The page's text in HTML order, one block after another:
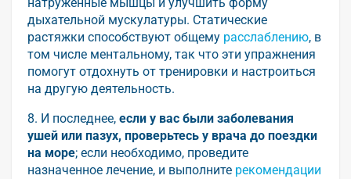
дыхательной мускулатуры. Статические
растяжки способствуют общему расслаблению, в
том числе ментальному, так что эти упражнения
помогут отдохнуть от тренировки и настроиться
на другую деятельность.
8. И последнее, если у вас были заболевания
ушей или пазух, проверьтесь у врача до поездки
на море; если необходимо, проведите
назначенное лечение, и выполните рекомендации